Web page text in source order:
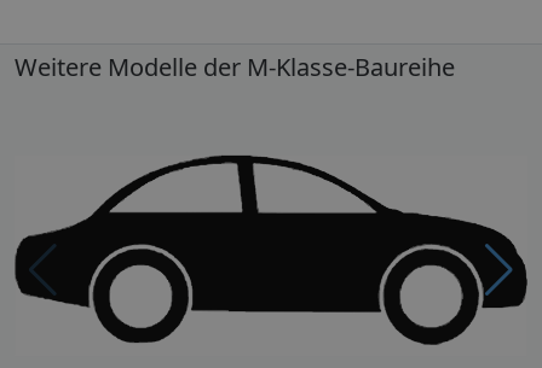
Weitere Modelle der M-Klasse-Baureihe